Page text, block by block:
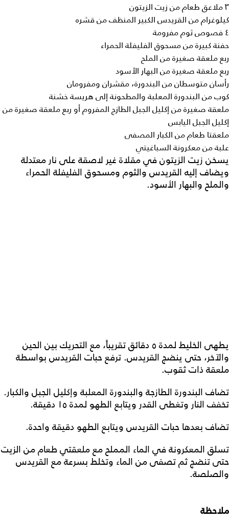
٣ ملاعق طعام من زيت الزيتون
كيلوغرام من القريدس الكبير المنظف من قشره
٤ فصوص ثوم مفرومة
حفنة كبيرة من مسحوق الفليفلة الحمراء
ربع ملعقة صغيرة من الملح
ربع ملعقة صغيرة من البهار الأسود
رأسان متوسطان من البندورة، مقشران ومفرومان
كوب من البندورة المعلبة والمطحونة إلى هريسة خشنة
ملعقة صغيرة من إكليل الجبل الطازج المفروم أو ربع ملعقة صغيرة من
إكليل الجبل اليابس
ملعقتا طعام من الكبار المصفى
علبة من معكرونة السباغيتي
يسخن زيت الزيتون في مقلاة غير لاصقة على نار معتدلة
ويضاف إليه القريدس والثوم ومسحوق الفليفلة الحمراء
والملح والبهار الأسود.
يطهى الخليط لمدة ٥ دقائق تقريباً، مع التحريك بين الحين
والآخر، حتى ينضج القريدس. ترفع حبات القريدس بواسطة
ملعقة ذات ثقوب.
تضاف البندورة الطازجة والبندورة المعلبة وإكليل الجبل والكبار.
تخفف النار وتغطى القدر ويتابع الطهو لمدة ١٥ دقيقة.
تضاف بعدها حبات القريدس ويتابع الطهو دقيقة واحدة.
تسلق المعكرونة في الماء المملح مع ملعقتي طعام من الزيت
حتى تنضج ثم تصفى من الماء وتخلط بسرعة مع القريدس
والصلصة.
ملاحظة